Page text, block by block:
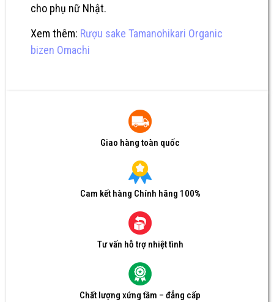
cho phụ nữ Nhật.
Xem thêm: Rượu sake Tamanohikari Organic
bizen Omachi
Giao hàng toàn quốc
Cam kết hàng Chính hãng 100%
Tư vấn hỗ trợ nhiệt tình
Chất lượng xứng tầm – đẳng cấp